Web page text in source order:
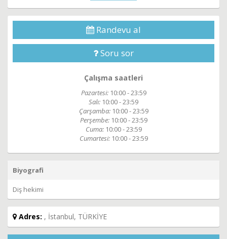
Randevu al
Soru sor
Çalışma saatleri
Pazartesi: 10:00 - 23:59
Salı: 10:00 - 23:59
Çarşamba: 10:00 - 23:59
Perşembe: 10:00 - 23:59
Cuma: 10:00 - 23:59
Cumartesi: 10:00 - 23:59
Biyografi
Diş hekimi
Adres: , İstanbul, TÜRKİYE